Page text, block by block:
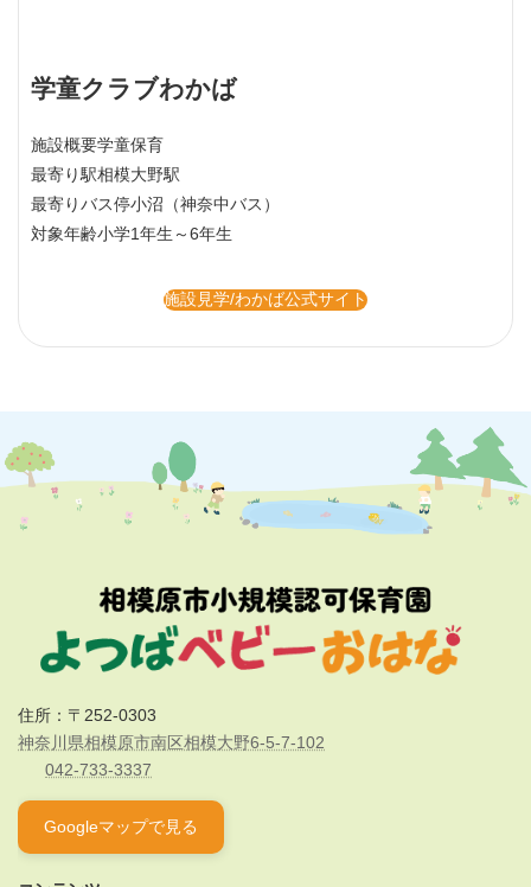
学童クラブわかば
施設概要学童保育
最寄り駅相模大野駅
最寄りバス停小沼（神奈中バス）
対象年齢小学1年生～6年生
施設見学/わかば公式サイト
住所：〒252-0303
神奈川県相模原市南区相模大野6-5-7-102
042-733-3337
Googleマップで見る